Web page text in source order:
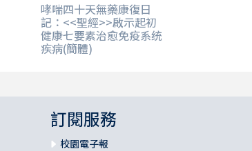
哮喘四十天無藥康復日
記：<<聖經>>啟示起初
健康七要素治愈免疫系统
疾病(簡體)
訂閱服務
校園電子報